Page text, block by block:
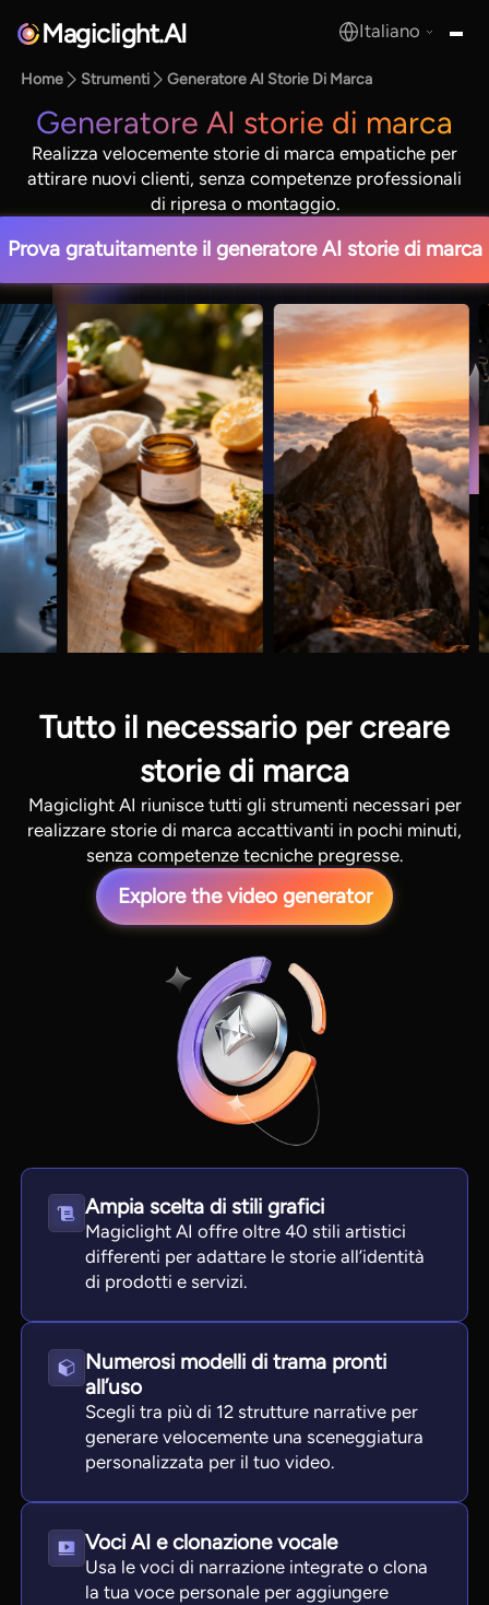
Magiclight.AI
View all tools
Italiano
Home Strumenti Generatore AI Storie Di Marca
Generatore AI storie di marca
Realizza velocemente storie di marca empatiche per
attirare nuovi clienti, senza competenze professionali
di ripresa o montaggio.
Prova gratuitamente il generatore AI storie di marca
Tutto il necessario per creare
storie di marca
Magiclight AI riunisce tutti gli strumenti necessari per
realizzare storie di marca accattivanti in pochi minuti,
senza competenze tecniche pregresse.
Explore the video generator
Ampia scelta di stili grafici
Magiclight AI offre oltre 40 stili artistici
differenti per adattare le storie all’identità
di prodotti e servizi.
Numerosi modelli di trama pronti
all’uso
Scegli tra più di 12 strutture narrative per
generare velocemente una sceneggiatura
personalizzata per il tuo video.
Voci AI e clonazione vocale
Usa le voci di narrazione integrate o clona
la tua voce personale per aggiungere